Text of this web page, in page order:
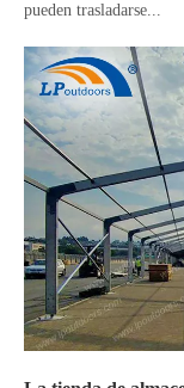
pueden trasladarse...